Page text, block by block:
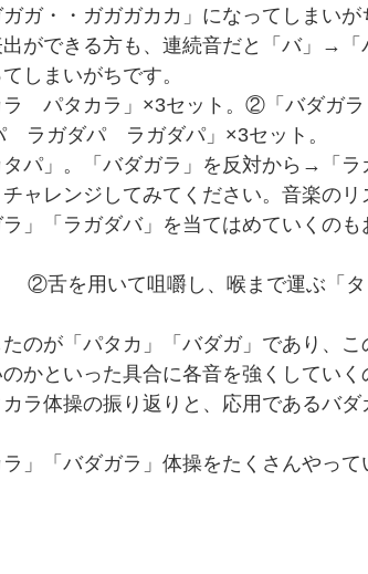
ガ・・ガガガカカ」になってしまいが
ができる方も、連続音だと「バ」→「
しまいがちです。
　パタカラ」×3セット。②「バダガ
ラガダパ　ラガダパ」×3セット。
パ」。「バダガラ」を反対から→「ラ
ャレンジしてみてください。音楽の
」「ラガダバ」を当てはめていくのも
のが「パタカ」「バダガ」であり、こ
かといった具合に各音を強くしていく
ラ体操の振り返りと、応用であるバダ
」「バダガラ」体操をたくさんやって